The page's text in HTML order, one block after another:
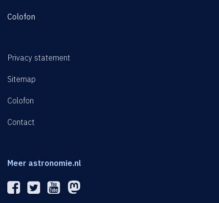
Colofon
Privacy statement
Sitemap
Colofon
Contact
Meer astronomie.nl